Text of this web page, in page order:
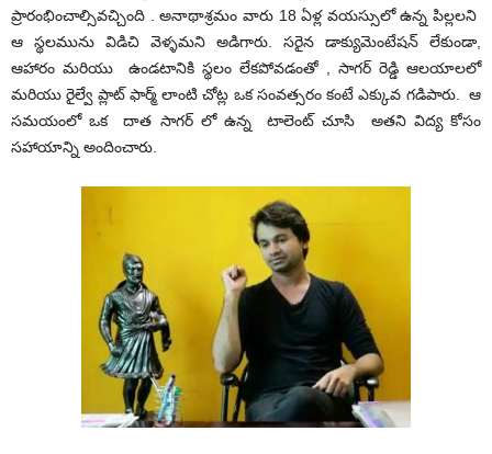
ప్రారంభించాల్సివచ్చింది . అనాథాశ్రమం వారు 18 ఏళ్ల వయస్సులో ఉన్న పిల్లలని
ఆ స్థలమును విడిచి వెళ్ళమని అడిగారు. సరైన డాక్యుమెంటేషన్ లేకుండా,
ఆహారం మరియు ఉండటానికి స్థలం లేకపోవడంతో , సాగర్ రెడ్డి ఆలయాలలో
మరియు రైల్వే ప్లాట్ ఫార్మ్ లాంటి చోట్ల ఒక సంవత్సరం కంటే ఎక్కువ గడిపారు. ఆ
సమయంలో ఒక దాత సాగర్ లో ఉన్న టాలెంట్ చూసి అతని విద్య కోసం
సహాయాన్ని అందించారు.